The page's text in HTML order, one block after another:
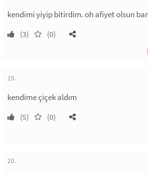
kendimi yiyip bitirdim. oh afiyet olsun
(3) (0)
19.
kendime çiçek aldım
(5) (0)
20.